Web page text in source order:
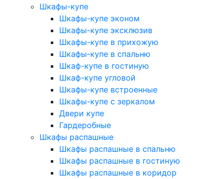
Шкафы-купе
Шкафы-купе эконом
Шкафы-купе эксклюзив
Шкафы-купе в прихожую
Шкафы-купе в спальню
Шкаф-купе в гостиную
Шкаф-купе угловой
Шкафы-купе встроенные
Шкафы-купе с зеркалом
Двери купе
Гардеробные
Шкафы распашные
Шкафы распашные в спальню
Шкафы распашные в гостиную
Шкафы распашные в коридор